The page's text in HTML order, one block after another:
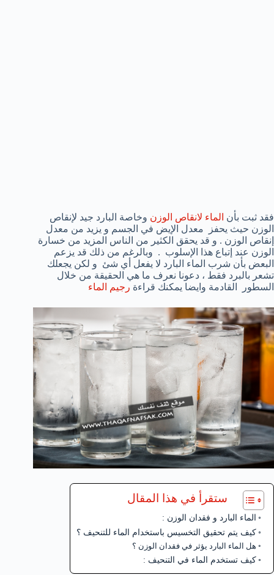
فقد ثبت بأن الماء لانقاص الوزن وخاصة البارد جيد لإنقاص
الوزن حيث يحفز معدل الإيض في الجسم و يزيد من معدل
إنقاص الوزن . و قد يحقق الكثير من الناس المزيد من خسارة
الوزن عند إتباع هذا الإسلوب . وبالرغم من ذلك قد يزعم
البعض بأن شرب الماء البارد لا يفعل أي شئ و لكن يجعلك
تشعر بالبرد فقط ، دعونا نعرف ما هي الحقيقة من خلال
السطور القادمة وايضا يمكنك قراءة رجيم الماء
ستقرأ في هذا المقال
الماء البارد و فقدان الوزن :
كيف يتم تحقيق التخسيس باستخدام الماء للتنحيف ؟
هل الماء البارد يؤثر في فقدان الوزن ؟
كيف تستخدم الماء في التنحيف :